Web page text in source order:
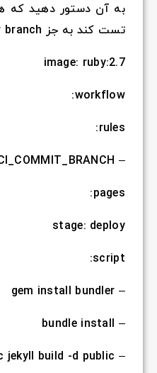
تست کند به جز master branch :
image: ruby:2.7
workflow:
rules:
– if: ‘$CI_COMMIT_BRANCH’
pages:
stage: deploy
script:
– gem install bundler
– bundle install
– bundle exec jekyll build -d public